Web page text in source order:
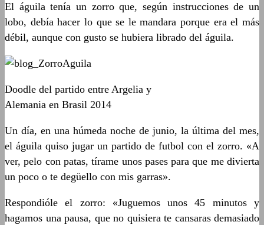
El águila tenía un zorro que, según instrucciones de un
lobo, debía hacer lo que se le mandara porque era el más
débil, aunque con gusto se hubiera librado del águila.
Doodle del partido entre Argelia y
Alemania en Brasil 2014
Un día, en una húmeda noche de junio, la última del mes,
el águila quiso jugar un partido de futbol con el zorro. «A
ver, pelo con patas, tírame unos pases para que me divierta
un poco o te degüello con mis garras».
Respondióle el zorro: «Juguemos unos 45 minutos y
hagamos una pausa, que no quisiera te cansaras demasiado